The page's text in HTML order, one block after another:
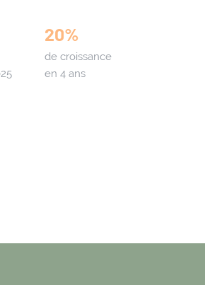
20%
de croissance
en 4 ans
La valorisation des boues liquides